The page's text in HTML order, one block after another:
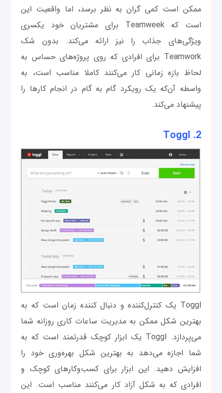
ممکن است کمی گران به نظر برسد، اما واقعیت این
است که Teamweek برای مشتریان خود یکسری
ویژگی‌های جذاب را نیز ارائه می‌کند. بدون شک
Teamwork برای افرادی که روی پروژه‌های حساس به
لحاظ بازه زمانی کار می‌کنند کاملا مناسب است، به
واسطه آن‌که یک رویکرد گام به گام در انجام کارها را
پیشنهاد می‌کند.
2.
Toggl
Toggl یک کنترل‌کننده و دنبال کننده زمان است که به
بهترین شکل ممکن به مدیریت ساعات کاری روزانه شما
می‌پردازد. Toggl یک ابزار کوچک قدرتمند است که به
شما اجازه می‌دهد به بهترین شکل بهره‌وری خود را
افزایش دهید. این ابزار برای کسب‌وکارهای کوچک و
افرادی که به شکل آزاد کار می‌کنند مناسب است. این